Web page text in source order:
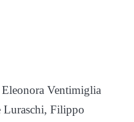
Ventimiglia
Luraschi, Filippo